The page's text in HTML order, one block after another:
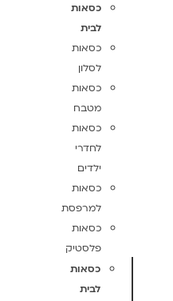
כסאות
לבית
כסאות
לסלון
כסאות
מטבח
כסאות
לחדרי
ילדים
כסאות
למרפסת
כסאות
פלסטיק
כסאות
לבית